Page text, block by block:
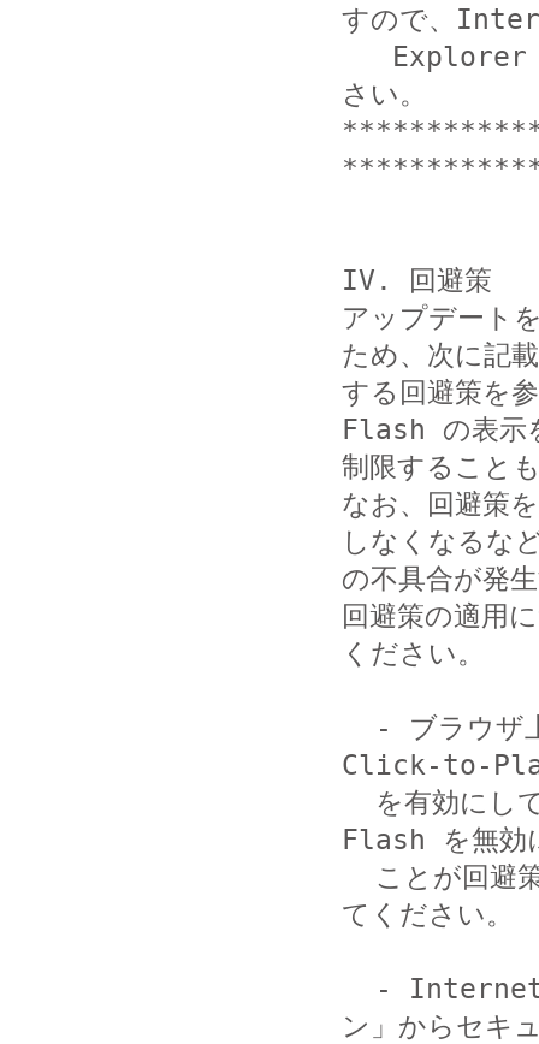
すので、
さい。
IV. 回避策
アップデート
ため、次に記載
する回避策を
Flash の表示
制限すること
なお、回避策
しなくなるな
の不具合が発
回避策の適用
ください。
Click-to-
Flash を無効
てください。
ン」からセキ